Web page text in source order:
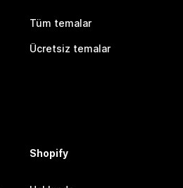
Tüm temalar
Ücretsiz temalar
Shopify